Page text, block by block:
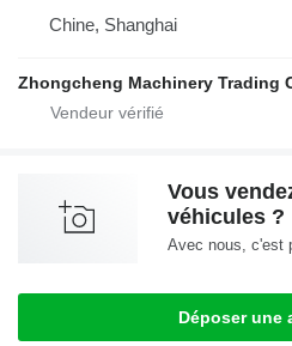
Chine, Shanghai
Zhongcheng Machinery Trading
Vous
véhicules ?
Avec nous, c'est
Déposer une